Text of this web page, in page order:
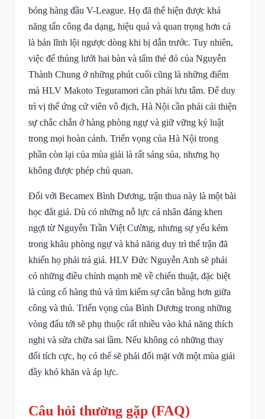
bóng hàng đầu V-League. Họ đã thể hiện được khả
năng tấn công đa dạng, hiệu quả và quan trọng hơn cả
là bản lĩnh lội ngược dòng khi bị dẫn trước. Tuy nhiên,
việc để thủng lưới hai bàn và tấm thẻ đỏ của Nguyễn
Thành Chung ở những phút cuối cũng là những điểm
mà HLV Makoto Teguramori cần phải lưu tâm. Để duy
trì vị thế ứng cử viên vô địch, Hà Nội cần phải cải thiện
sự chắc chắn ở hàng phòng ngự và giữ vững kỷ luật
trong mọi hoàn cảnh. Triển vọng của Hà Nội trong
phần còn lại của mùa giải là rất sáng sủa, nhưng họ
không được phép chủ quan.
Đối với Becamex Bình Dương, trận thua này là một bài
học đắt giá. Dù có những nỗ lực cá nhân đáng khen
ngợi từ Nguyễn Trần Việt Cường, nhưng sự yếu kém
trong khâu phòng ngự và khả năng duy trì thế trận đã
khiến họ phải trả giá. HLV Đức Nguyễn Anh sẽ phải
có những điều chỉnh mạnh mẽ về chiến thuật, đặc biệt
là củng cố hàng thủ và tìm kiếm sự cân bằng hơn giữa
công và thủ. Triển vọng của Bình Dương trong những
vòng đấu tới sẽ phụ thuộc rất nhiều vào khả năng thích
nghi và sửa chữa sai lầm. Nếu không có những thay
đổi tích cực, họ có thể sẽ phải đối mặt với một mùa giải
đầy khó khăn và áp lực.
Câu hỏi thường gặp (FAQ)